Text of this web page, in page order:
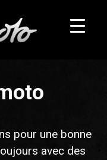
pour une bonne
avec des